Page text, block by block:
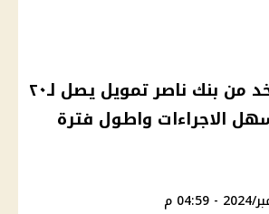
بدايتها فكرة خد من بنك ناصر تمويل يصل لـ٢٠
الاجراءات واطول فترة